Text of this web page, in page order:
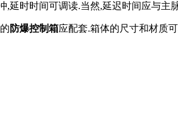
时时间可调读.当然,延迟时间应与主
防爆控制箱应配套.箱体的尺寸和材质